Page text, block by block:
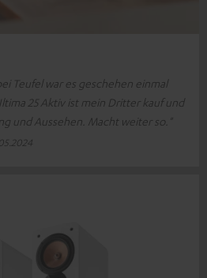
Teufel war es geschehen einmal
25 Aktiv ist mein Dritter kauf und
und Aussehen. Macht weiter so."